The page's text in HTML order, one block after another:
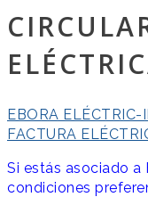
EBORA ELÉCTRIC-
FACTURA
Si estás asociado a
condiciones